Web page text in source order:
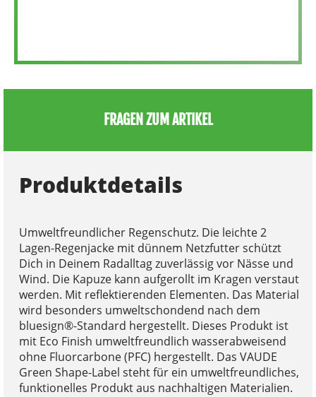
FRAGEN ZUM ARTIKEL
Produktdetails
Umweltfreundlicher Regenschutz. Die leichte 2
Lagen-Regenjacke mit dünnem Netzfutter schützt
Dich in Deinem Radalltag zuverlässig vor Nässe und
Wind. Die Kapuze kann aufgerollt im Kragen verstaut
werden. Mit reflektierenden Elementen. Das Material
wird besonders umweltschondend nach dem
bluesign®-Standard hergestellt. Dieses Produkt ist
mit Eco Finish umweltfreundlich wasserabweisend
ohne Fluorcarbone (PFC) hergestellt. Das VAUDE
Green Shape-Label steht für ein umweltfreundliches,
funktionelles Produkt aus nachhaltigen Materialien.